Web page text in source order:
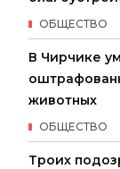
ОБЩЕСТВО
В Чирчике
животных
ОБЩЕСТВО
Троих